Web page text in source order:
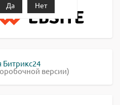
Да
Нет
версии)